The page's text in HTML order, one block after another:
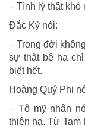
– Tình lý thật khó
Ðắc Kỷ nói:
– Trong đời
sự thật bệ hạ
biết hết.
Hoàng Quý Phi
– Tô mỹ nhân
thiên hạ. Từ Tam